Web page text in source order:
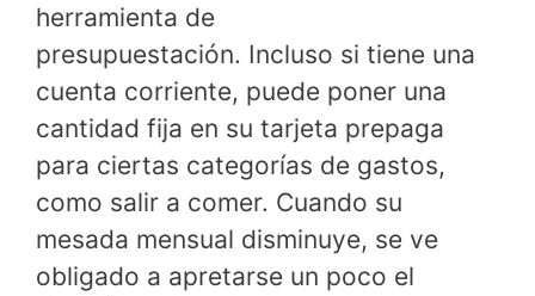
herramienta de
presupuestación. Incluso si tiene una
cuenta corriente, puede poner una
cantidad fija en su tarjeta prepaga
para ciertas categorías de gastos,
como salir a comer. Cuando su
mesada mensual disminuye, se ve
obligado a apretarse un poco el